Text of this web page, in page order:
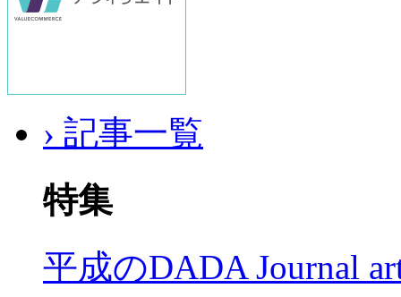
› 記事一覧
特集
平成のDADA Journal